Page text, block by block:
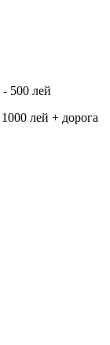
500 лей
лей + дорога